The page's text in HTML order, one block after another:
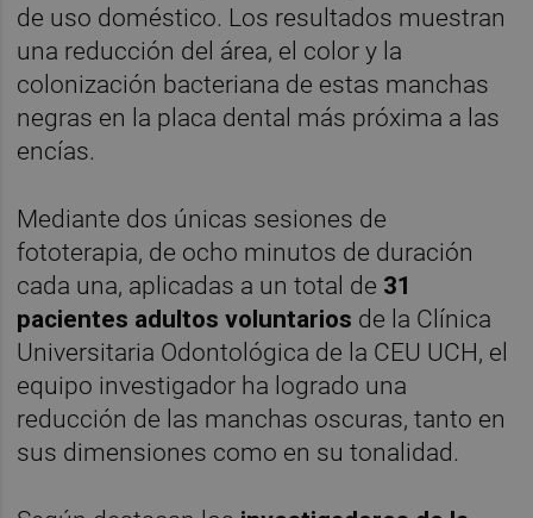
de uso doméstico. Los resultados muestran
una reducción del área, el color y la
colonización bacteriana de estas manchas
negras en la placa dental más próxima a las
encías.
Mediante dos únicas sesiones de
fototerapia, de ocho minutos de duración
cada una, aplicadas a un total de 31
pacientes adultos voluntarios de la Clínica
Universitaria Odontológica de la CEU UCH, el
equipo investigador ha logrado una
reducción de las manchas oscuras, tanto en
sus dimensiones como en su tonalidad.